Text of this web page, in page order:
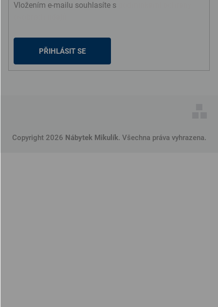
Vložením e-mailu souhlasíte s
PŘIHLÁSIT SE
Copyright 2026 Nábytek Mikulík. Všechna práva vyhrazena.